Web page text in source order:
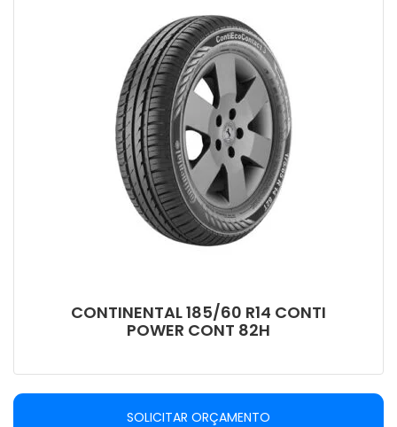
CONTINENTAL 185/60 R14 CONTI
POWER CONT 82H
SOLICITAR ORÇAMENTO